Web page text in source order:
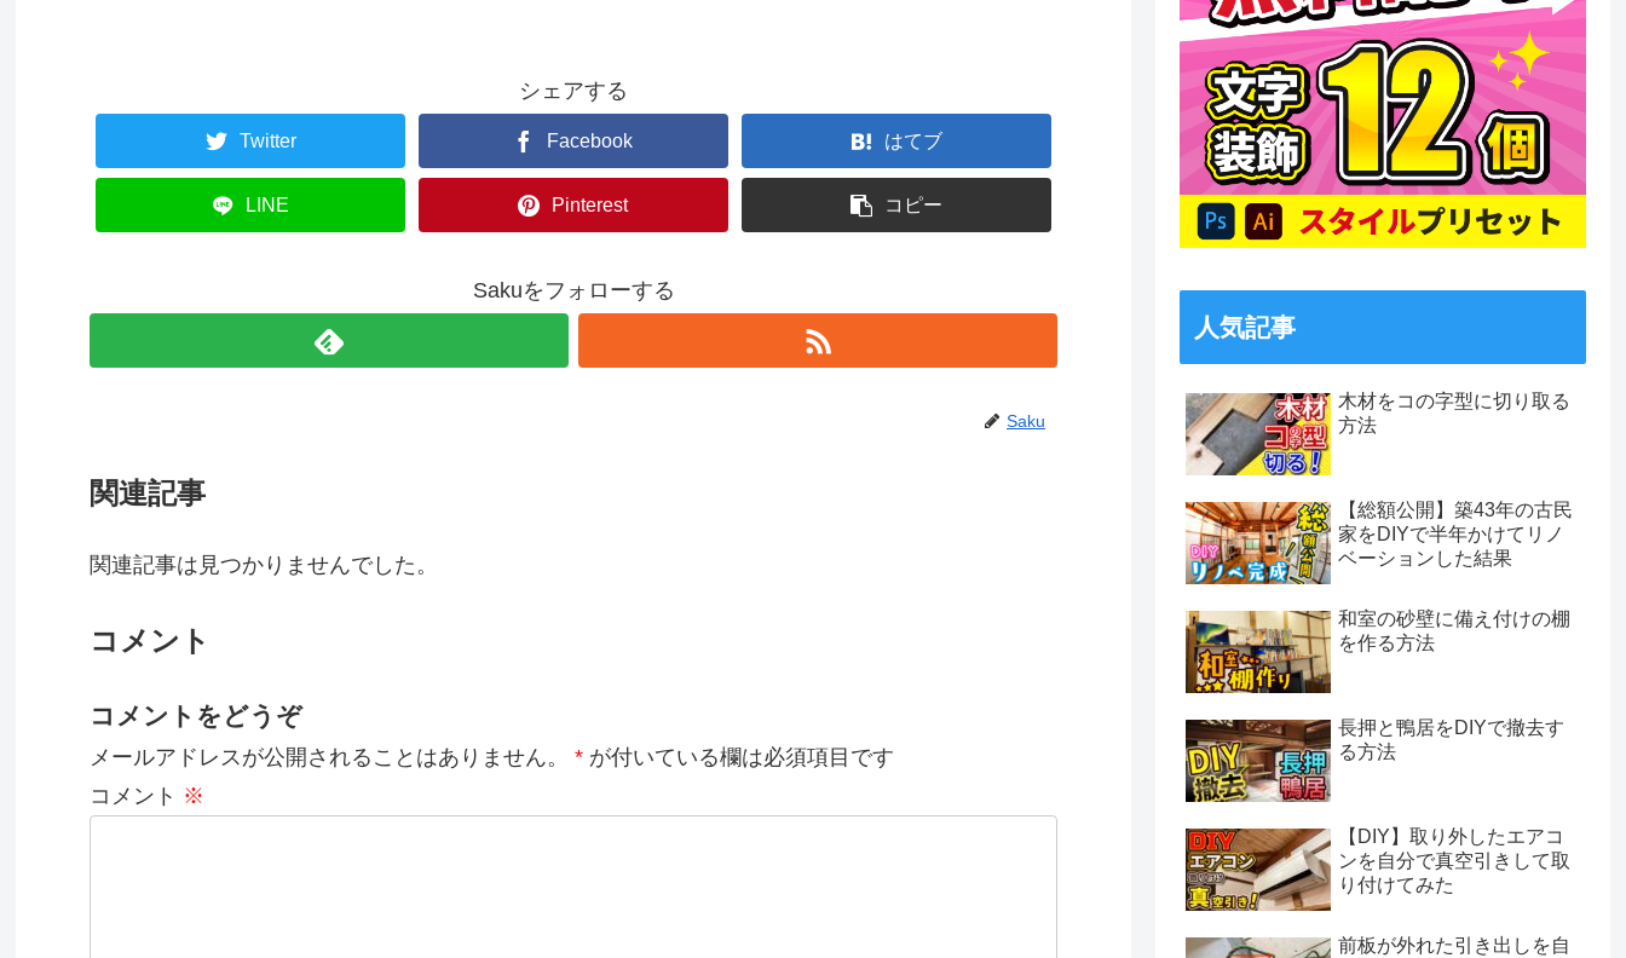
シェアする
Twitter Facebook はてブ
LINE Pinterest コピー
Sakuをフォローする
Saku
関連記事
関連記事は見つかりませんでした。
コメント
コメントをどうぞ
メールアドレスが公開されることはありません。 * が付いている欄は必須項目です
コメント ※
人気記事
木材をコの字型に切り取る
方法
【総額公開】築43年の古民
家をDIYで半年かけてリノ
ベーションした結果
和室の砂壁に備え付けの棚
を作る方法
長押と鴨居をDIYで撤去す
る方法
【DIY】取り外したエアコ
ンを自分で真空引きして取
り付けてみた
前板が外れた引き出しを自